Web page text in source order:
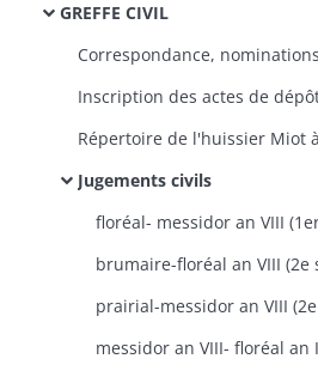
GREFFE CIVIL
Inscription des actes de
Répertoire de l'huissier Miot
Jugements civils
floréal- messidor an VIII
brumaire-floréal an VIII (2e
prairial-messidor an VIII
messidor an VIII- floréal an